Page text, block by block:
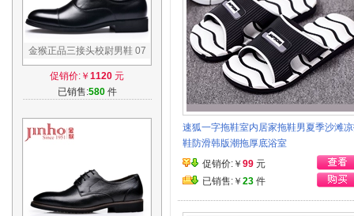
金猴正品三接头校尉男鞋 07
牛皮系带三节头军鞋三接头军
官皮鞋男
促销价:￥ 1120 元
已销售:580件
速狐一字拖鞋室内居家拖鞋男夏季沙滩
鞋防滑韩版潮拖厚底浴室
促销价:￥ 99 元
已销售:￥ 23 件